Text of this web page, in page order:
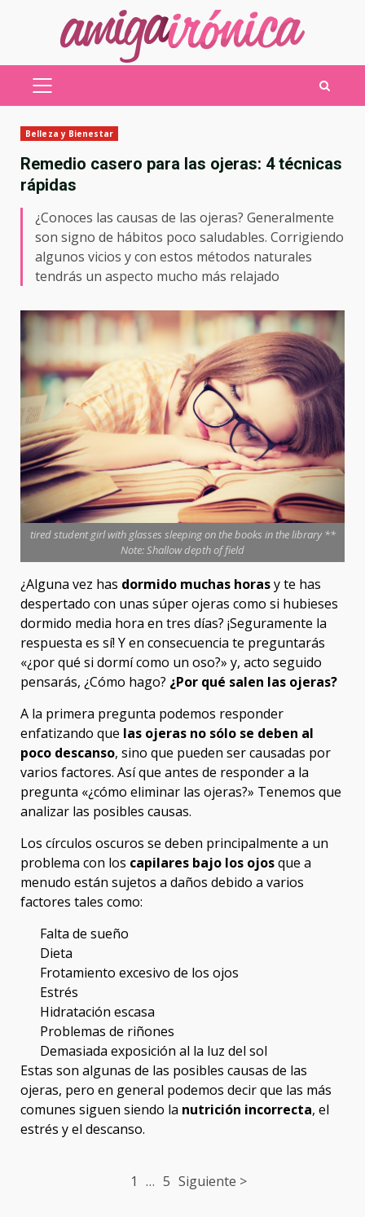
MENÚ
Belleza y Bienestar
Remedio casero para las ojeras: 4 técnicas
rápidas
¿Conoces las causas de las ojeras? Generalmente
son signo de hábitos poco saludables. Corrigiendo
algunos vicios y con estos métodos naturales
tendrás un aspecto mucho más relajado
tired student girl with glasses sleeping on the books in the library **
Note: Shallow depth of field
¿Alguna vez has dormido muchas horasy te has
despertado con unas súper ojeras como si hubieses
dormido media hora en tres días? ¡Seguramente la
respuesta es sí! Y en consecuencia te preguntarás
«¿por qué si dormí como un oso?» y, acto seguido
pensarás, ¿Cómo hago? ¿Por qué salen las ojeras?
A la primera pregunta podemos responder
enfatizando que las ojeras no sólo se deben al
poco descanso, sino que pueden ser causadas por
varios factores. Así que antes de responder a la
pregunta «¿cómo eliminar las ojeras?» Tenemos que
analizar las posibles causas.
Los círculos oscuros se deben principalmente a un
problema con los capilares bajo los ojosque a
menudo están sujetos a daños debido a varios
factores tales como:
Falta de sueño
Dieta
Frotamiento excesivo de los ojos
Estrés
Hidratación escasa
Problemas de riñones
Demasiada exposición al la luz del sol
Estas son algunas de las posibles causas de las
ojeras, pero en general podemos decir que las más
comunes siguen siendo la nutrición incorrecta, el
estrés y el descanso.
1 … 5 Siguiente >